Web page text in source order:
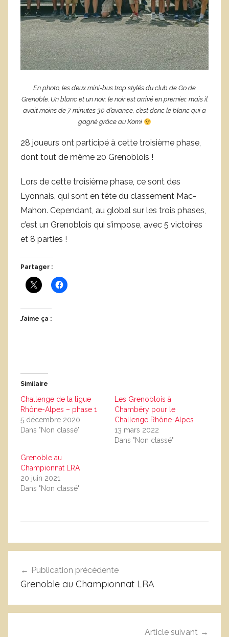
En photo, les deux mini-bus trop stylés du club de Go de
Grenoble. Un blanc et un noir, le noir est arrivé en premier, mais il
avait moins de 7 minutes 30 d’avance, c’est donc le blanc qui a
gagné grâce au Komi
28 joueurs ont participé à cette troisième phase,
dont tout de même 20 Grenoblois !
Lors de cette troisième phase, ce sont des
Lyonnais, qui sont en tête du classement Mac-
Mahon. Cependant, au global sur les trois phases,
c’est un Grenoblois qui s’impose, avec 5 victoires
et 8 parties !
Partager :
J’aime ça :
Similaire
Challenge de la ligue
Rhône-Alpes – phase 1
5 décembre 2020
Dans "Non classé"
Les Grenoblois à
Chambéry pour le
Challenge Rhône-Alpes
13 mars 2022
Dans "Non classé"
Grenoble au
Championnat LRA
20 juin 2021
Dans "Non classé"
N
c
l
de
Publication précédente
Grenoble au Championnat LRA
Article suivant